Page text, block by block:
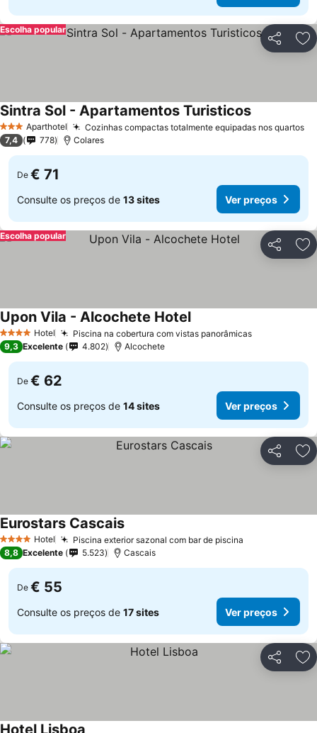
Partilhar
Escolha popular
3 EstrelasAparthotel Cozinhas compactas totalmente equipadas nos quartos
Sintra Sol - Apartamentos Turisticos
7,4 778 Colares
De € 71
Consulte os preços de 13 sites Ver preços
Partilhar
Escolha popular
4 EstrelasHotel Piscina na cobertura com vistas panorâmicas
Upon Vila - Alcochete Hotel
9,3 Excelente 4.802 Alcochete
De € 62
Consulte os preços de 14 sites Ver preços
Partilhar
4 EstrelasHotel Piscina exterior sazonal com bar de piscina
Eurostars Cascais
8,8 Excelente 5.523 Cascais
De € 55
Consulte os preços de 17 sites Ver preços
Partilhar
Hotel Lisboa